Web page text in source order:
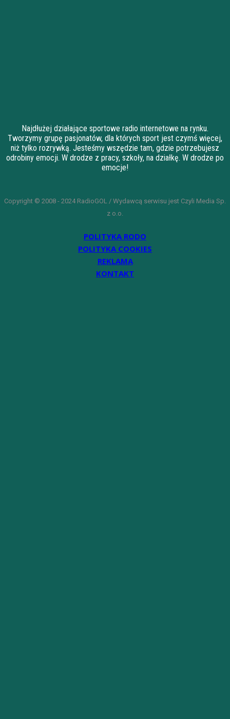
Najdłużej działające sportowe radio internetowe na rynku.
Tworzymy grupę pasjonatów, dla których sport jest czymś więcej,
niż tylko rozrywką. Jesteśmy wszędzie tam, gdzie potrzebujesz
odrobiny emocji. W drodze z pracy, szkoły, na działkę. W drodze po
emocje!
Copyright © 2008 - 2024 RadioGOL / Wydawcą serwisu jest Czyli Media Sp.
z o.o.
POLITYKA RODO
POLITYKA COOKIES
REKLAMA
KONTAKT